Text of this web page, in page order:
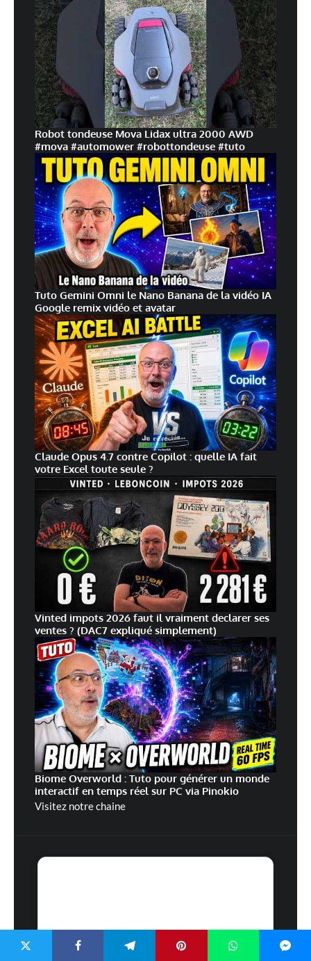
Robot tondeuse Mova Lidax ultra 2000 AWD
#mova #automower #robottondeuse #tuto
Tuto Gemini Omni le Nano Banana de la vidéo IA
Google remix vidéo et avatar
Claude Opus 4.7 contre Copilot : quelle IA fait
votre Excel toute seule ?
Vinted impots 2026 faut il vraiment declarer ses
ventes ? (DAC7 expliqué simplement)
Biome Overworld : Tuto pour générer un monde
interactif en temps réel sur PC via Pinokio
Visitez notre chaine